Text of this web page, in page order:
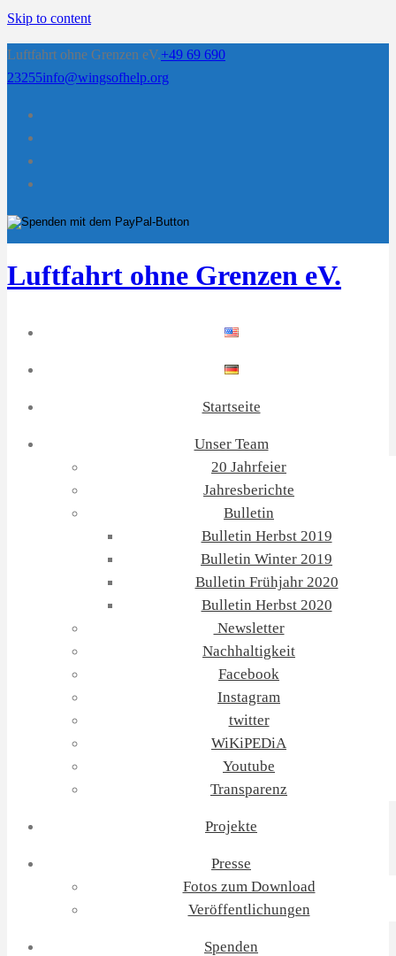
Skip to content
Luftfahrt ohne Grenzen eV.+49 69 690
23255info@wingsofhelp.org
Luftfahrt ohne Grenzen eV.
Startseite
Unser Team
20 Jahrfeier
Jahresberichte
Bulletin
Bulletin Herbst 2019
Bulletin Winter 2019
Bulletin Frühjahr 2020
Bulletin Herbst 2020
Newsletter
Nachhaltigkeit
Facebook
Instagram
twitter
WiKiPEDiA
Youtube
Transparenz
Projekte
Presse
Fotos zum Download
Veröffentlichungen
Spenden